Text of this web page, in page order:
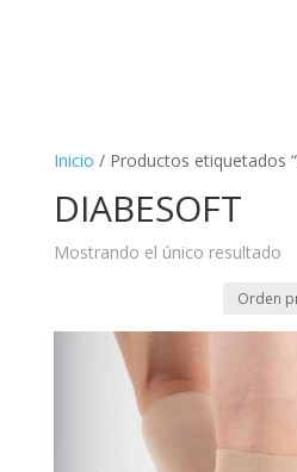
Inicio / Productos etiquetados
DIABESOFT
Mostrando el único resultado